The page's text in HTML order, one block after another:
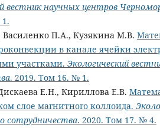
вестник научных центров
П.А., Кузякина М.В.
в канале ячейки
участками. Экологический
. 2019. Том 16. № 1.
Е.Н., Кириллова Е.В.
слое магнитного коллоида.
сотрудничества. 2020. Том 17. № 4.